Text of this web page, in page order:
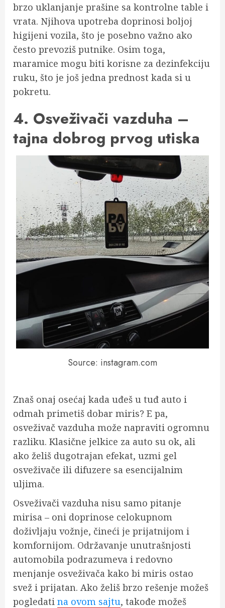
brzo uklanjanje prašine sa kontrolne table i
vrata. Njihova upotreba doprinosi boljoj
higijeni vozila, što je posebno važno ako
često prevoziš putnike. Osim toga,
maramice mogu biti korisne za dezinfekciju
ruku, što je još jedna prednost kada si u
pokretu.
4. Osveživači vazduha –
tajna dobrog prvog utiska
Source: instagram.com
Znaš onaj osećaj kada uđeš u tuđ auto i
odmah primetiš dobar miris? E pa,
osveživač vazduha može napraviti ogromnu
razliku. Klasične jelkice za auto su ok, ali
ako želiš dugotrajan efekat, uzmi gel
osveživače ili difuzere sa esencijalnim
uljima.
Osveživači vazduha nisu samo pitanje
mirisa – oni doprinose celokupnom
doživljaju vožnje, čineći je prijatnijom i
komfornijom. Održavanje unutrašnjosti
automobila podrazumeva i redovno
menjanje osveživača kako bi miris ostao
svež i prijatan. Ako želiš brzo rešenje možeš
pogledati na ovom sajtu, takođe možeš